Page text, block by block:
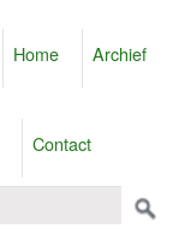
Home Archief
Contact